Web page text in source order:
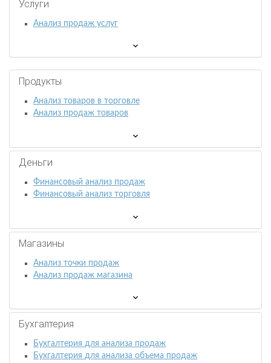
Услуги
Анализ продаж услуг
Продукты
Анализ товаров в торговле
Анализ продаж товаров
Деньги
Финансовый анализ продаж
Финансовый анализ торговля
Магазины
Анализ точки продаж
Анализ продаж магазина
Бухгалтерия
Бухгалтерия для анализа продаж
Бухгалтерия для анализа объема продаж